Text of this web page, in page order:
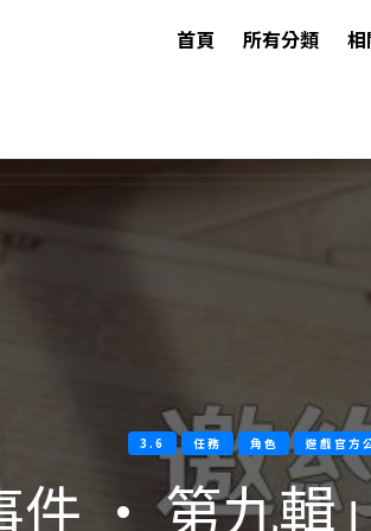
首頁 所有分類
3.6 任務 角色 遊戲官方
件 · 第九輯